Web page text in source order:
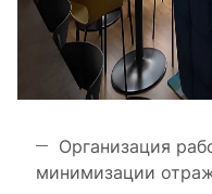
Организация
минимизации